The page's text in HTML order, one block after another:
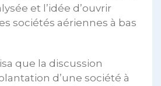
et l’idée d’ouvrir
sociétés aériennes à bas
que la discussion
d’une société à